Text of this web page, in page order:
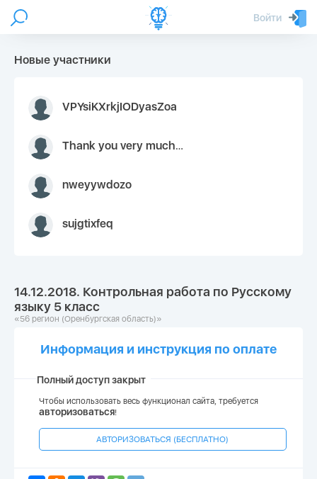
Войти
Новые участники
VPYsiKXrkjIODyasZoa
Thank you very much for your inquiry We appreciate you 9126052 https://youtube.com faceapple !
nweyywdozo
sujgtixfeq
14.12.2018. Контрольная работа по Русскому
языку 5 класс
«56 регион (Оренбургская область)»
Информация и инструкция по оплате
Полный доступ закрыт
Чтобы использовать весь функционал сайта, требуется
авторизоваться!
АВТОРИЗОВАТЬСЯ (БЕСПЛАТНО)